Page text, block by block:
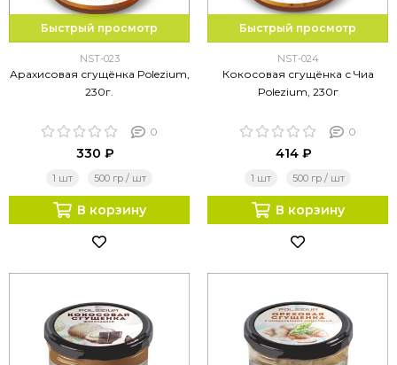
Быстрый просмотр
NST-023
Арахисовая сгущёнка Polezium,
230г.
0
330 ₽
1 шт 500 гр / шт
В корзину
Быстрый просмотр
NST-024
Кокосовая сгущёнка с Чиа
Polezium, 230г
0
414 ₽
1 шт 500 гр / шт
В корзину